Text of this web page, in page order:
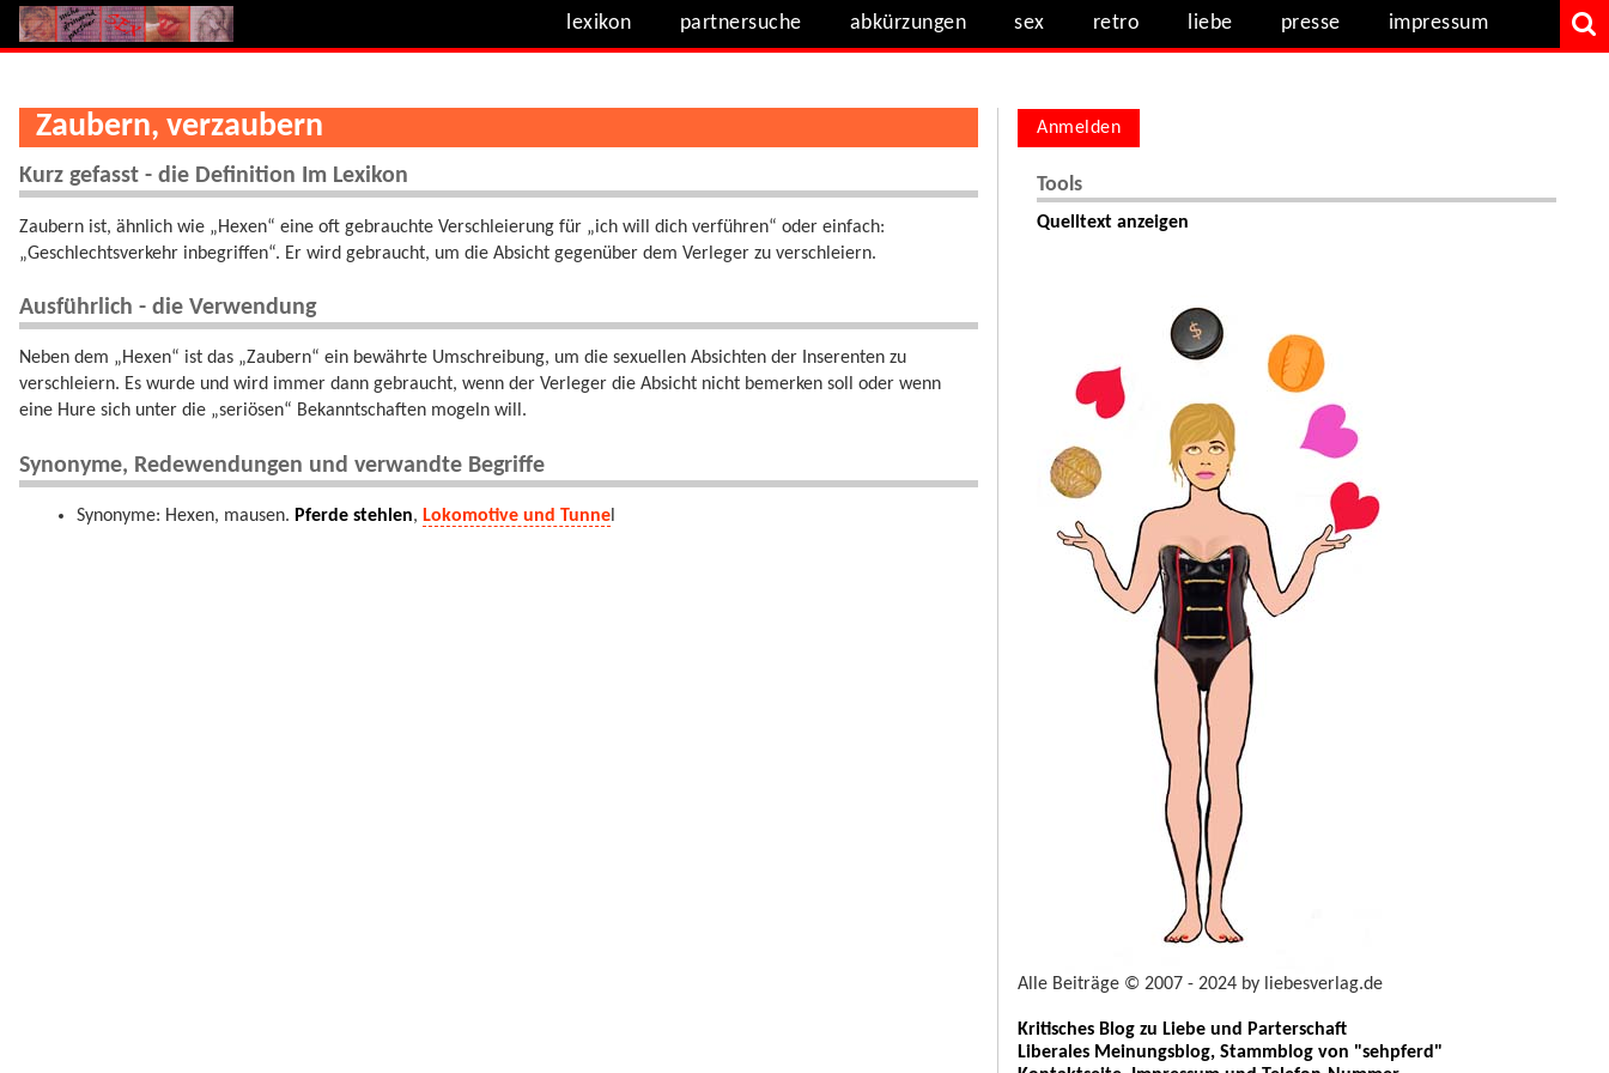
lexikon partnersuche abkürzungen sex retro liebe presse impressum
Zaubern, verzaubern
Kurz gefasst - die Definition Im Lexikon
Zaubern ist, ähnlich wie „Hexen“ eine oft gebrauchte Verschleierung für „ich will dich verführen“ oder einfach:
„Geschlechtsverkehr inbegriffen“. Er wird gebraucht, um die Absicht gegenüber dem Verleger zu verschleiern.
Ausführlich - die Verwendung
Neben dem „Hexen“ ist das „Zaubern“ ein bewährte Umschreibung, um die sexuellen Absichten der Inserenten zu
verschleiern. Es wurde und wird immer dann gebraucht, wenn der Verleger die Absicht nicht bemerken soll oder wenn
eine Hure sich unter die „seriösen“ Bekanntschaften mogeln will.
Synonyme, Redewendungen und verwandte Begriffe
Synonyme: Hexen, mausen. Pferde stehlen, Lokomotive und Tunne
Anmelden
Tools
Quelltext anzeigen
Alle Beiträge © 2007 - 2024 by liebesverlag.de
Kritisches Blog zu Liebe und Parterschaft
Liberales Meinungsblog, Stammblog von "sehpferd"